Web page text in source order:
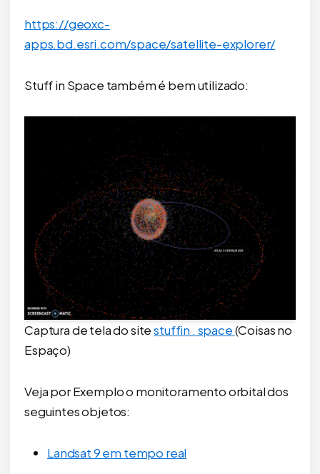
https://geoxc-
apps.bd.esri.com/space/satellite-explorer/
Stuff in Space também é bem utilizado:
Captura de tela do sitestuffin . space(Coisas no
Espaço)
Veja por Exemplo o monitoramento orbital dos
seguintes objetos:
Landsat 9 em tempo real